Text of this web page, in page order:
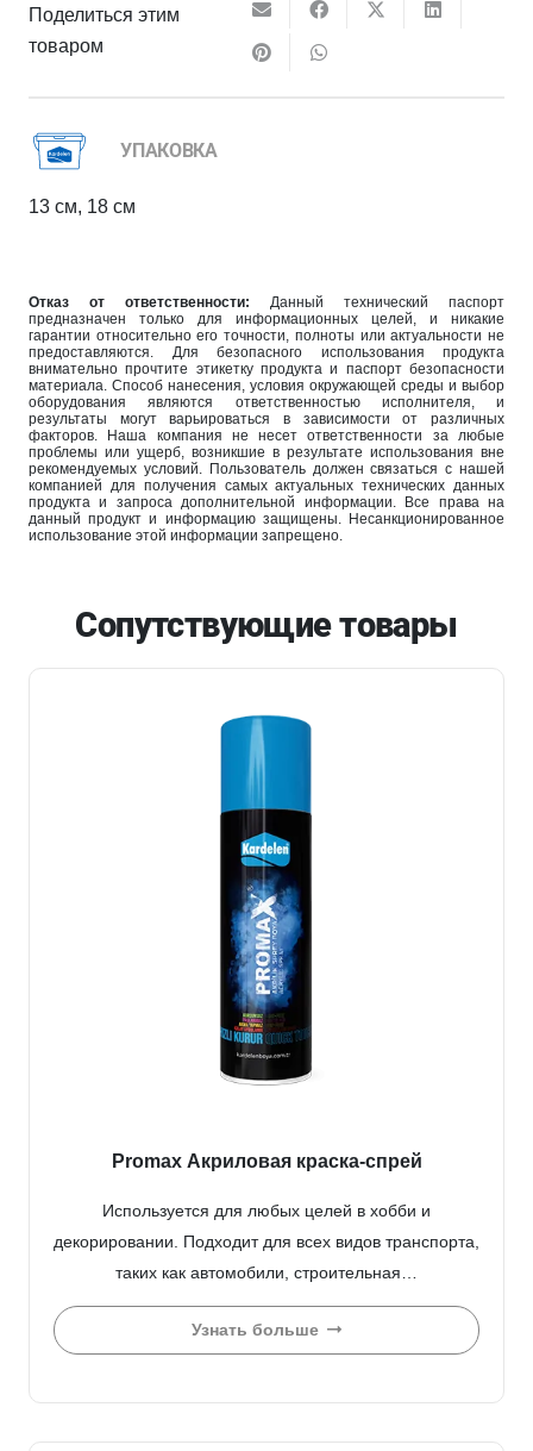
Поделиться этим
товаром
УПАКОВКА
13 см, 18 см
Отказ от ответственности: Данный технический паспорт
предназначен только для информационных целей, и никакие
гарантии относительно его точности, полноты или актуальности не
предоставляются. Для безопасного использования продукта
внимательно прочтите этикетку продукта и паспорт безопасности
материала. Способ нанесения, условия окружающей среды и выбор
оборудования являются ответственностью исполнителя, и
результаты могут варьироваться в зависимости от различных
факторов. Наша компания не несет ответственности за любые
проблемы или ущерб, возникшие в результате использования вне
рекомендуемых условий. Пользователь должен связаться с нашей
компанией для получения самых актуальных технических данных
продукта и запроса дополнительной информации. Все права на
данный продукт и информацию защищены. Несанкционированное
использование этой информации запрещено.
Сопутствующие товары
Promax Акриловая краска-спрей
Используется для любых целей в хобби и
декорировании. Подходит для всех видов транспорта,
таких как автомобили, строительная…
Узнать больше